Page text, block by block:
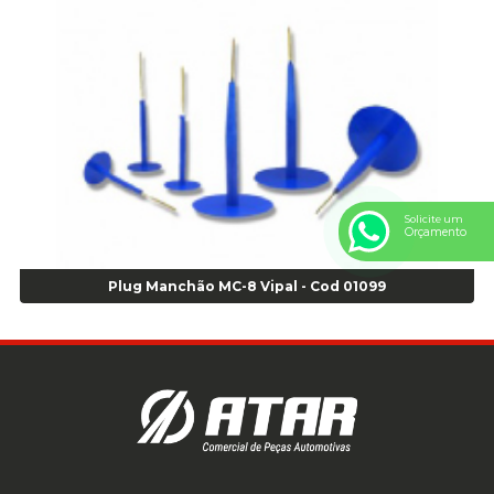
Anel Centralizador Renault 4pçs - Marrom - Cod 01467
Anel Centralizador Toyota 4pçs - Preto - Cod 01335
Anel Centralizador VW 4pçs - Laranja - Cod 00520
Anel de vedação Jumbo OR-224 TG - Cod: 03749
Anel de vedação Jumbo OR-449 Cod: 03752
Anel p/ montagem de pneu s/cam aro 22,5 - Cod 00166
Anel para Montagem do Pneu Sem Câmara Aro 24,5 - Cod 02935
Anel para Vedação OR 325 - Cod 03390
Anel para Vedação OR 325 Nacional -Cod 01768
Anel para Vedação OR 335 Importado - Cod 01771
Anel para Vedação OR 339 - Cod 01772
Plug Manchão MC-8 Vipal - Cod 01099
Solicite um
Orçamento